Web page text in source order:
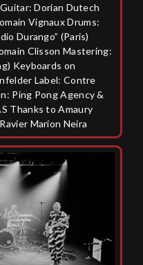
Dorian Dutech
Vignaux Drums:
Durango” (Paris)
Clisson Mastering:
Keyboards on
Label: Contre
Ping Pong Agency &
Thanks to Amaury
Marion Neira